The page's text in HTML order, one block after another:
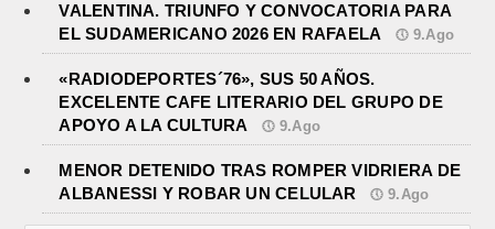
VALENTINA. TRIUNFO Y CONVOCATORIA PARA
EL SUDAMERICANO 2026 EN RAFAELA
9.Ago
«RADIODEPORTES´76», SUS 50 AÑOS.
EXCELENTE CAFE LITERARIO DEL GRUPO DE
APOYO A LA CULTURA
9.Ago
MENOR DETENIDO TRAS ROMPER VIDRIERA DE
ALBANESSI Y ROBAR UN CELULAR
9.Ago